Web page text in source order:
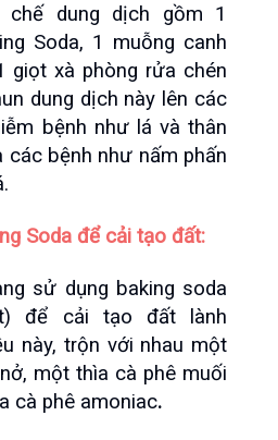
dung dịch gồm 1
Soda, 1 muỗng canh
giọt xà phòng rửa chén
dung dịch này lên các
bệnh như lá và thân
các bệnh như nấm phấn
Soda để cải tạo đất:
sử dụng baking soda
để cải tạo đất lành
này, trộn với nhau một
một thìa cà phê muối
cà phê amoniac.